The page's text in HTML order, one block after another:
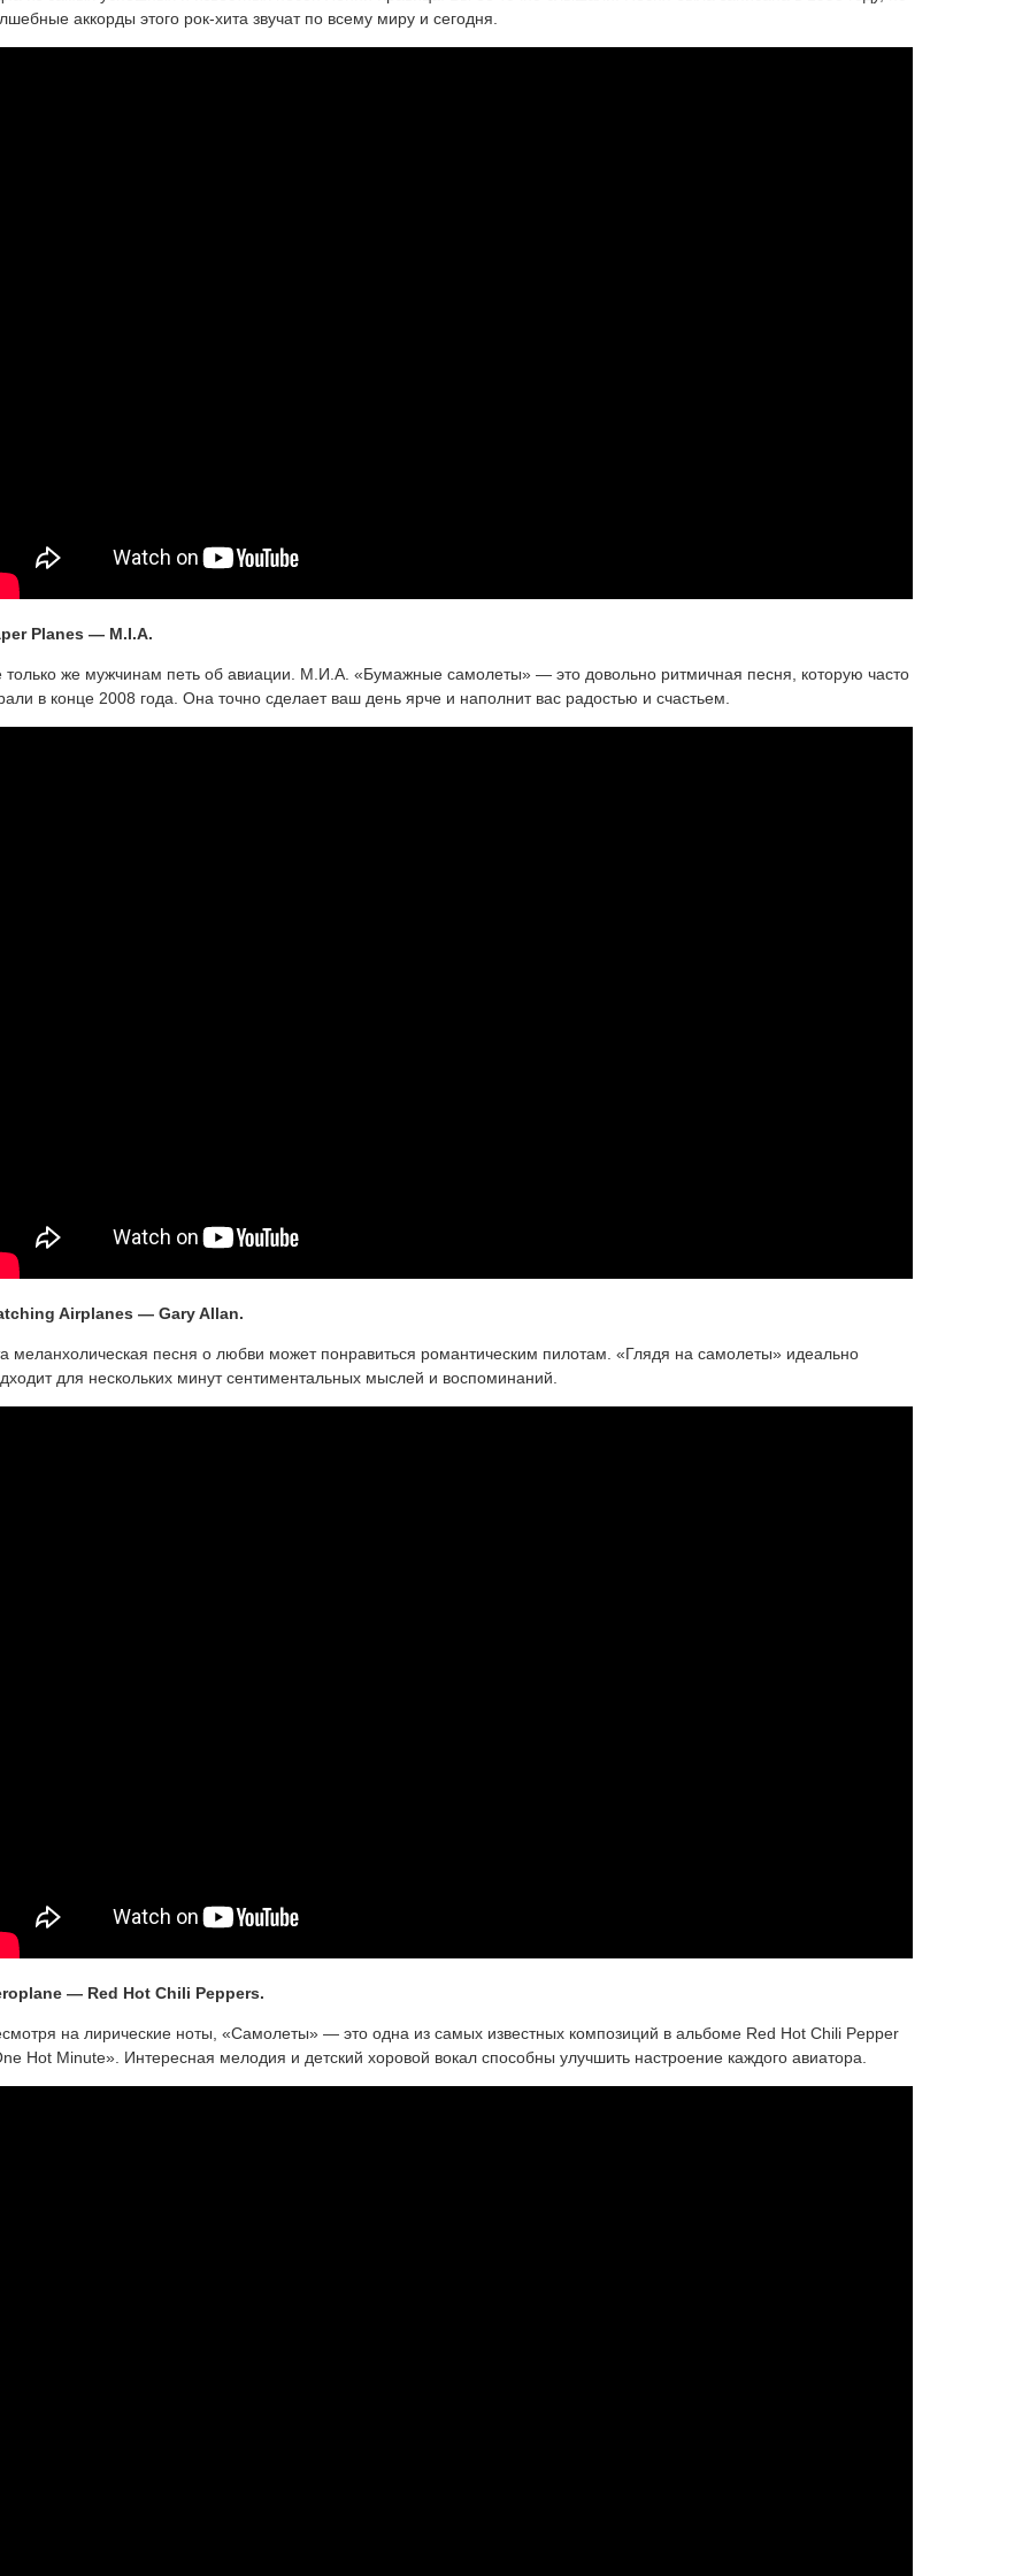
аккорды этого рок-хита звучат по всему миру и сегодня.
Planes — M.I.A.
только же мужчинам петь об авиации. М.И.А. «Бумажные самолеты» — это довольно ритмичная песня, которую часто
в конце 2008 года. Она точно сделает ваш день ярче и наполнит вас радостью и счастьем.
Airplanes — Gary Allan.
меланхолическая песня о любви может понравиться романтическим пилотам. «Глядя на самолеты» идеально
для нескольких минут сентиментальных мыслей и воспоминаний.
— Red Hot Chili Peppers.
на лирические ноты, «Самолеты» — это одна из самых известных композиций в альбоме Red Hot Chili Pepper
Hot Minute». Интересная мелодия и детский хоровой вокал способны улучшить настроение каждого авиатора.